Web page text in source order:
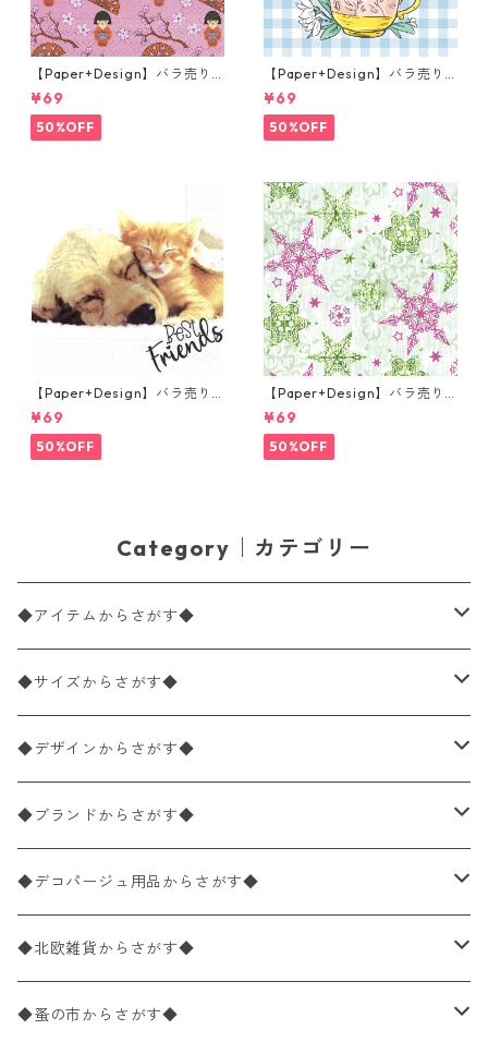
【Paper+Design】バラ売り2
枚 ランチサイズ ペーパーナプ
キン LITTLE GEISHA ピンク
¥69
50%OFF
【Paper+Design】バラ売り2
枚 ランチサイズ ペーパーナプ
キン Easter Cup ライトブル
ー
¥69
50%OFF
【Paper+Design】バラ売り2
枚 ランチサイズ ペーパーナプ
キン Dog & Cat ホワイト
¥69
50%OFF
【Paper+Design】バラ売り2
枚 ランチサイズ ペーパーナプ
キン DELICATE STARS グリー
ン
¥69
50%OFF
Category｜カテゴリー
◆アイテムからさがす◆
ペーパーナプキン2枚バラ売り
ペーパーナプキン1枚バラ売り
ペーパーナプキン20枚入りパック
ペーパーナプキン10枚入りパック
ライスペーパー
ペーパーリネンナプキン
◆サイズからさがす◆
33×33cm（ランチサイズ）
バラ売り
パック売り
25×25cm（カクテルサイズ）
バラ売り
パック売り
40×40cm（ディナーサイズ）
バラ売り
パック売り
21×21cm（ポケットサイズ）
バラ売り
33cm（ラウンド）
◆デザインからさがす◆
花柄
植物・グリーン柄
動物・鳥・昆虫・蝶柄
海・魚柄
◆ブランドからさがす◆
ドイツ製 IHR/イア
ランチサイズ
カクテルサイズ
ドイツ製 Ambiente/アンビエンテ
ランチサイズ
ドイツ製 Paperproducts Design
◆デコパージュ用品からさがす◆
デコパージュ液
デコパージュ下地
◆北欧雑貨からさがす◆
シリコンモールド
◆蚤の市からさがす◆